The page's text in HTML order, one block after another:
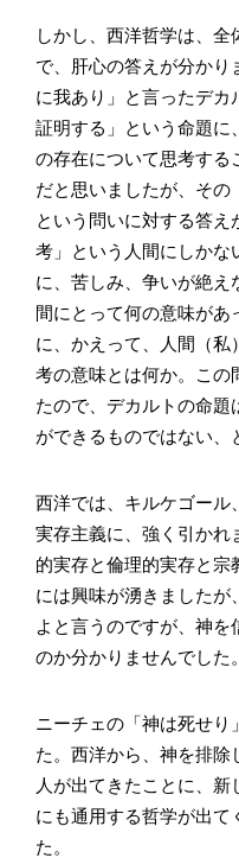
しかし、西洋哲学は、
で、肝心の答えが分かり
に我あり」と言ったデカ
証明する」という命題に
の存在について思考する
だと思いましたが、その
という問いに対する答
考」という人間にしかな
に、苦しみ、争いが絶え
間にとって何の意味があ
に、かえって、人間（私
考の意味とは何か。この
たので、デカルトの命題
ができるものではない、
西洋では、キルケゴール
実存主義に、強く引かれ
的実存と倫理的実存と宗
には興味が湧きましたが
よと言うのですが、神
のか分かりませんでした。
ニーチェの「神は死せり
た。西洋から、神を排除
人が出てきたことに、新
にも通用する哲学が出て
た。